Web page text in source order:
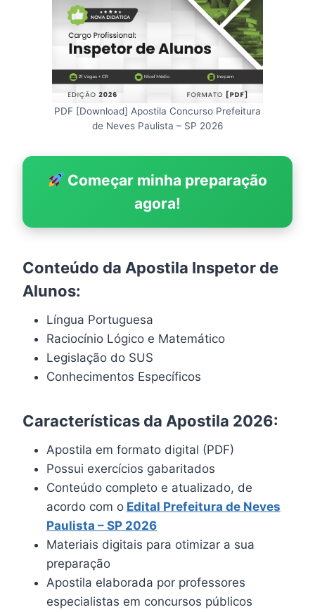
PDF [Download] Apostila Concurso Prefeitura
de Neves Paulista – SP 2026
Começar minha preparação
agora!
Conteúdo da Apostila Inspetor de
Alunos:
Língua Portuguesa
Raciocínio Lógico e Matemático
Legislação do SUS
Conhecimentos Específicos
Características da Apostila 2026:
Apostila em formato digital (PDF)
Possui exercícios gabaritados
Conteúdo completo e atualizado, de
acordo com o Edital Prefeitura de Neves
Paulista – SP 2026
Materiais digitais para otimizar a sua
preparação
Apostila elaborada por professores
especialistas em concursos públicos